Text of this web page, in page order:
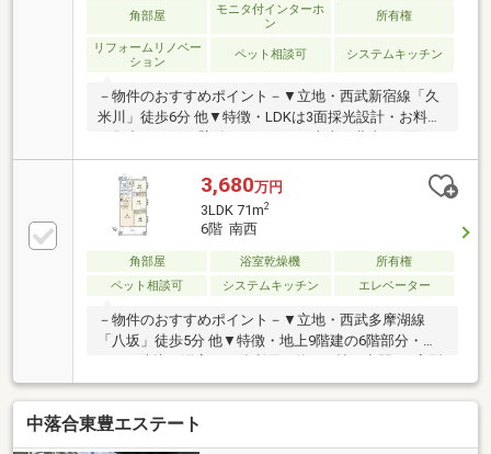
円、修繕積立金は12500円に値上げ予定となります。
角部屋
モニタ付インターホ
ン
所有権
リフォームリノベー
ション
ペット相談可 システムキッチン
－物件のおすすめポイント－▼立地・西武新宿線「久
米川」徒歩6分 他▼特徴・LDKは3面採光設計・お料理
ルコニー仕様・洋室に収納スペース有・防犯面に配慮
されたオートロック・防犯カメラ付・ペット飼育可能
(細則有)▼2026年8月室内リフォーム内容・ガスコン
ロ、UB、洗面化粧台、トイレ 等・壁・天井クロス、
ビッグ・エー東村山栄町店 徒歩2分(約120m)■ ご希望
の住まい探しをお手伝いします ━━━━━・・・物件
3,680万円
3LDK 71m2
6階 南西
角部屋 浴室乾燥機
所有権
ペット相談可
システムキッチン エレベーター
－物件のおすすめポイント－▼立地・西武多摩湖線
「八坂」徒歩5分 他▼特徴・地上9階建の6階部分・
の対面式キッチン、配膳がスムーズなカウンター付・
お手入れしやすい全居室フローリング仕様・各洋室に
収納スペースを設置・奥行約2mの南西向きバルコニ
ー・ペット飼育可能(細則有)・室内丁寧にお使いです
中落合東豊エステート